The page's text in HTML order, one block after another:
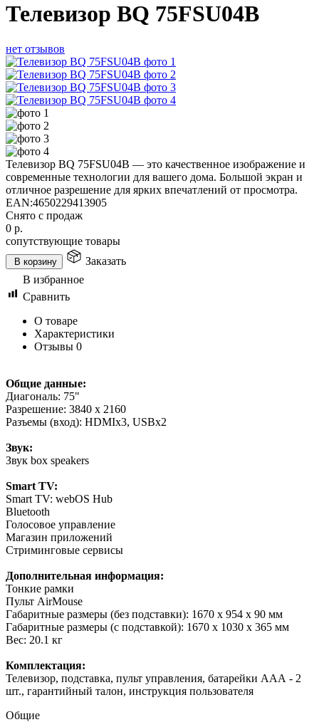
Телевизор BQ 75FSU04B
нет отзывов
Телевизор BQ 75FSU04B — это качественное изображение и
современные технологии для вашего дома. Большой экран и
отличное разрешение для ярких впечатлений от просмотра.
EAN:4650229413905
Снято с продаж
0 р.
сопутствующие товары
В корзину
Заказать
В избранное
Сравнить
О товаре
Характеристики
Отзывы 0
Общие данные:
Диагональ: 75"
Разрешение: 3840 x 2160
Разъемы (вход): HDMIx3, USBx2
Звук:
Звук box speakers
Smart TV:
Smart TV: webOS Hub
Bluetooth
Голосовое управление
Магазин приложений
Стриминговые сервисы
Дополнительная информация:
Тонкие рамки
Пульт AirMouse
Габаритные размеры (без подставки): 1670 х 954 х 90 мм
Габаритные размеры (с подставкой): 1670 х 1030 х 365 мм
Вес: 20.1 кг
Комплектация:
Телевизор, подставка, пульт управления, батарейки ААА - 2
шт., гарантийный талон, инструкция пользователя
Общие